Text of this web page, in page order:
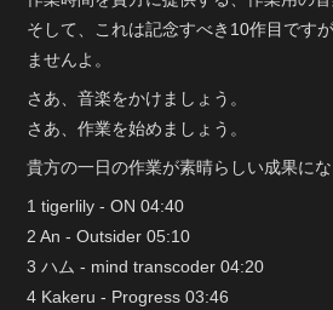
そして、これは記念すべき10作目です
ませんよ。
さあ、音楽をかけましょう。
さあ、作業を始めましょう。
貴方の一日の作業が素晴らしい成果にな
1 tigerlily - ON 04:40
2 An - Outsider 05:10
3 ハム - mind transcoder 04:20
4 Kakeru - Progress 03:46